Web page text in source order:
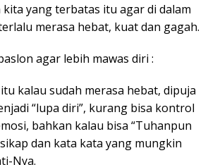
yang terbatas itu agar di dalam
merasa hebat, kuat dan gagah.
agar lebih mawas diri :
kalau sudah merasa hebat, dipuja
“lupa diri”, kurang bisa kontrol
bahkan kalau bisa “Tuhanpun
dan kata kata yang mungkin
Nya.